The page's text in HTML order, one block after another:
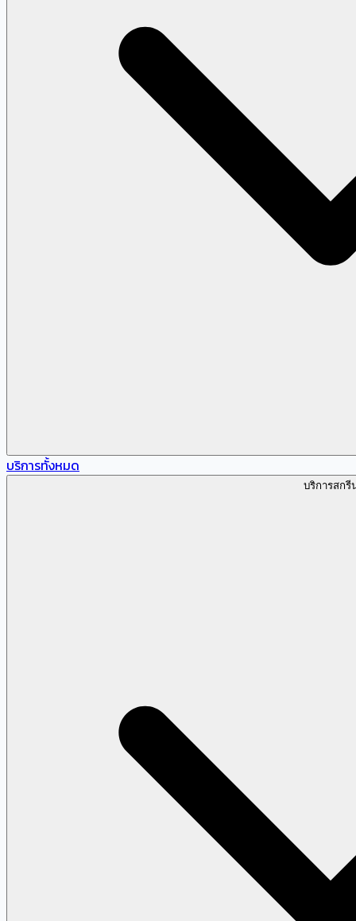
บริการทั้งหมด
บริการสกรี